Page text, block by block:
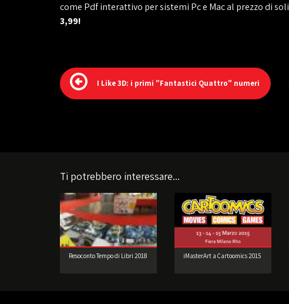
come Pdf interattivo per sistemi Pc e Mac al prezzo di soli
3,99!
I Like 3D: i primi "Fantastici Quattro" numeri
Ti potrebbero interessare...
Resoconto Tempo di Libri 2018 iMasterArt a Cartoomics 2015